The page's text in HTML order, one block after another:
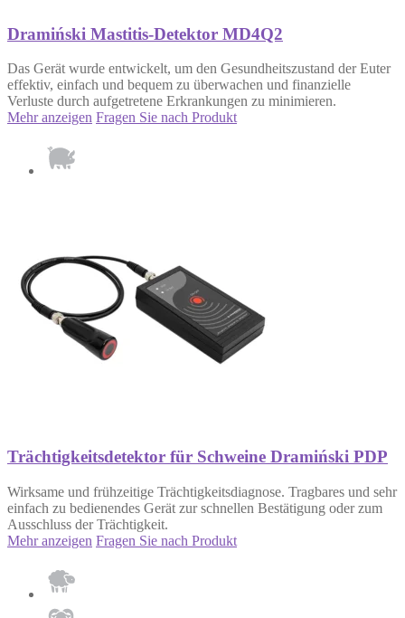
Dramiński Mastitis-Detektor MD4Q2
Das Gerät wurde entwickelt, um den Gesundheitszustand der Euter
effektiv, einfach und bequem zu überwachen und finanzielle
Verluste durch aufgetretene Erkrankungen zu minimieren.
Mehr anzeigen Fragen Sie nach Produkt
Trächtigkeitsdetektor für Schweine Dramiński PDP
Wirksame und frühzeitige Trächtigkeitsdiagnose. Tragbares und sehr
einfach zu bedienendes Gerät zur schnellen Bestätigung oder zum
Ausschluss der Trächtigkeit.
Mehr anzeigen Fragen Sie nach Produkt